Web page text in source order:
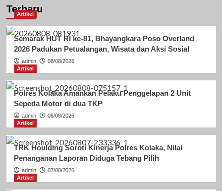
Terbaru
Artikel
Semarak HUT RI ke-81, Bhayangkara Poso Overland
2026 Padukan Petualangan, Wisata dan Aksi Sosial
admin
08/08/2026
Artikel
Polres Kolaka Amankan Pelaku Penggelapan 2 Unit
Sepeda Motor di dua TKP
admin
08/08/2026
Artikel
TRK Houlding Soroti Kinerja Polres Kolaka, Nilai
Penanganan Laporan Diduga Tebang Pilih
admin
07/08/2026
Artikel